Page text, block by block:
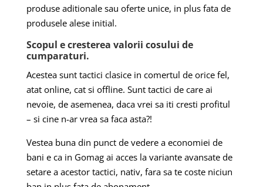
produse aditionale sau oferte unice, in plus fata de
produsele alese initial.
Scopul e cresterea valorii cosului de
cumparaturi.
Acestea sunt tactici clasice in comertul de orice fel,
atat online, cat si offline. Sunt tactici de care ai
nevoie, de asemenea, daca vrei sa iti cresti profitul
– si cine n-ar vrea sa faca asta?!
Vestea buna din punct de vedere a economiei de
bani e ca in Gomag ai acces la variante avansate de
setare a acestor tactici, nativ, fara sa te coste niciun